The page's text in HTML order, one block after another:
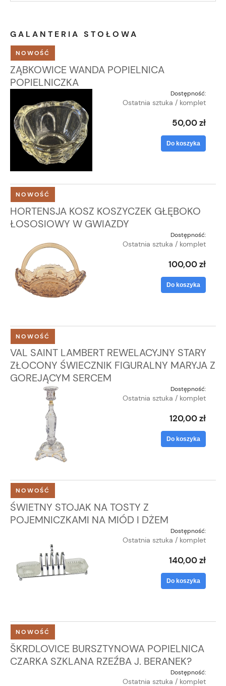
GALANTERIA STOŁOWA
ZĄBKOWICE WANDA POPIELNICA
POPIELNICZKA
Dostępność:
Ostatnia sztuka / komplet
50,00 zł
Do koszyka
NOWOŚĆ
HORTENSJA KOSZ KOSZYCZEK GŁĘBOKO
ŁOSOSIOWY W GWIAZDY
Dostępność:
Ostatnia sztuka / komplet
100,00 zł
Do koszyka
NOWOŚĆ
VAL SAINT LAMBERT REWELACYJNY STARY
ZŁOCONY ŚWIECZNIK FIGURALNY MARYJA Z
GOREJĄCYM SERCEM
Dostępność:
Ostatnia sztuka / komplet
120,00 zł
Do koszyka
NOWOŚĆ
ŚWIETNY STOJAK NA TOSTY Z
POJEMNICZKAMI NA MIÓD I DŻEM
Dostępność:
Ostatnia sztuka / komplet
140,00 zł
Do koszyka
NOWOŚĆ
ŠKRDLOVICE BURSZTYNOWA POPIELNICA
CZARKA SZKLANA RZEŹBA J. BERANEK?
Dostępność:
Ostatnia sztuka / komplet
NOWOŚĆ